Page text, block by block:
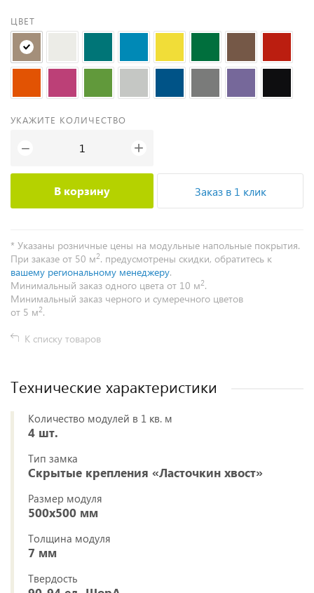
ЦВЕТ
УКАЖИТЕ КОЛИЧЕСТВО
− +
В корзину Заказ в 1 клик
* Указаны розничные цены на модульные напольные покрытия.
При заказе от 50 м2. предусмотрены скидки, обратитесь к
вашему региональному менеджеру.
Минимальный заказ одного цвета от 10 м2.
Минимальный заказ черного и сумеречного цветов
от 5 м2.
К списку товаров
Технические характеристики
Количество модулей в 1 кв. м
4 шт.
Тип замка
Скрытые крепления «Ласточкин хвост»
Размер модуля
500х500 мм
Толщина модуля
7 мм
Твердость